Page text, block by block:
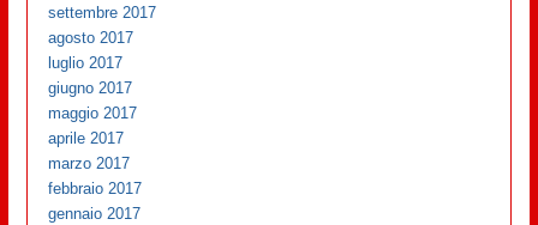
settembre 2017
agosto 2017
luglio 2017
giugno 2017
maggio 2017
aprile 2017
marzo 2017
febbraio 2017
gennaio 2017